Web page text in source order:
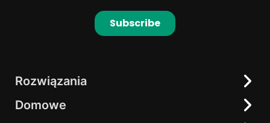
Rozwiązania
Domowe
Domowe